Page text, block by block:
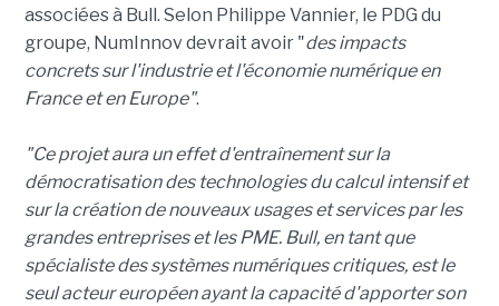
associées à Bull. Selon Philippe Vannier, le PDG du
groupe, NumInnov devrait avoir "des impacts
concrets sur l'industrie et l'économie numérique en
France et en Europe".
"Ce projet aura un effet d'entraînement sur la
démocratisation des technologies du calcul intensif et
sur la création de nouveaux usages et services par les
grandes entreprises et les PME. Bull, en tant que
spécialiste des systèmes numériques critiques, est le
seul acteur européen ayant la capacité d'apporter son